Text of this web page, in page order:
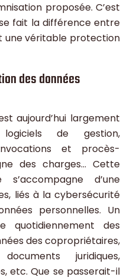
proposée. C’est
fait la différence entre
une véritable protection
des données
aujourd’hui largement
de gestion,
et procès-
des charges… Cette
s’accompagne d’une
liés à la cybersécurité
personnelles. Un
quotidiennement des
des copropriétaires,
juridiques,
etc. Que se passerait-il